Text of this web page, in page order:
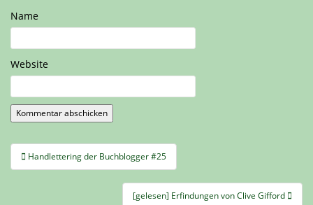
Name
Website
Beitragsnavigation
Handlettering der Buchblogger #25
[gelesen] Erfindungen von Clive Gifford